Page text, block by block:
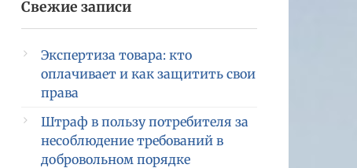
Свежие записи
Экспертиза товара: кто
оплачивает и как защитить свои
права
Штраф в пользу потребителя за
несоблюдение требований в
добровольном порядке